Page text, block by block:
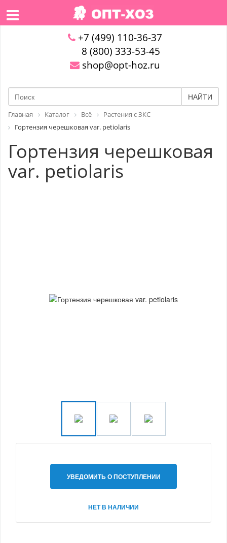
+7 (499) 110-36-37
8 (800) 333-53-45
shop@opt-hoz.ru
НАЙТИ
Главная Каталог Всё
Растения с ЗКС
Гортензия черешковая var. petiolaris
Гортензия черешковая
var. petiolaris
УВЕДОМИТЬ О ПОСТУПЛЕНИИ
НЕТ В НАЛИЧИИ